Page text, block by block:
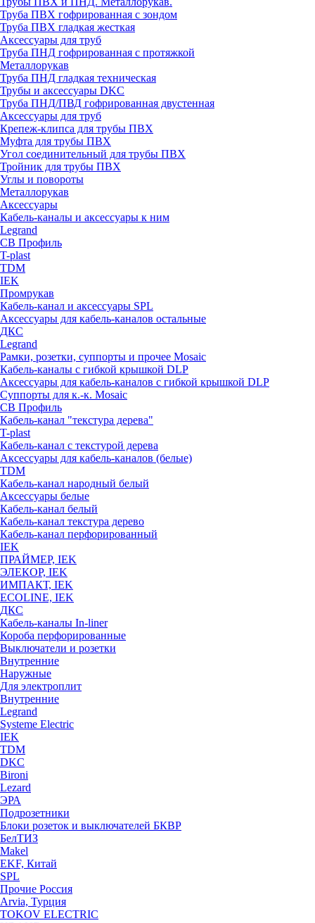
Труба ПВХ гофрированная с зондом
Труба ПВХ гладкая жесткая
Аксессуары для труб
Труба ПНД гофрированная с протяжкой
Металлорукав
Труба ПНД гладкая техническая
Трубы и аксессуары DKC
Труба ПНД/ПВД гофрированная двустенная
Аксессуары для труб
Крепеж-клипса для трубы ПВХ
Муфта для трубы ПВХ
Угол соединительный для трубы ПВХ
Тройник для трубы ПВХ
Углы и повороты
Металлорукав
Аксессуары
Кабель-каналы и аксессуары к ним
Legrand
СВ Профиль
T-plast
TDM
IEK
Промрукав
Кабель-канал и аксессуары SPL
Аксессуары для кабель-каналов остальные
ДКС
Legrand
Рамки, розетки, суппорты и прочее Mosaic
Кабель-каналы с гибкой крышкой DLP
Аксессуары для кабель-каналов с гибкой крышкой DLP
Суппорты для к.-к. Mosaic
СВ Профиль
Кабель-канал "текстура дерева"
T-plast
Кабель-канал с текстурой дерева
Аксессуары для кабель-каналов (белые)
TDM
Кабель-канал народный белый
Аксессуары белые
Кабель-канал белый
Кабель-канал текстура дерево
Кабель-канал перфорированный
IEK
ПРАЙМЕР, IEK
ЭЛЕКОР, IEK
ИМПАКТ, IEK
ECOLINE, IEK
ДКС
Кабель-каналы In-liner
Короба перфорированные
Выключатели и розетки
Внутренние
Наружные
Для электроплит
Внутренние
Legrand
Systeme Electric
IEK
TDM
DKC
Bironi
Lezard
ЭРА
Подрозетники
Блоки розеток и выключателей БКВР
БелТИЗ
Makel
EKF, Китай
SPL
Прочие Россия
Arvia, Турция
TOKOV ELECTRIC